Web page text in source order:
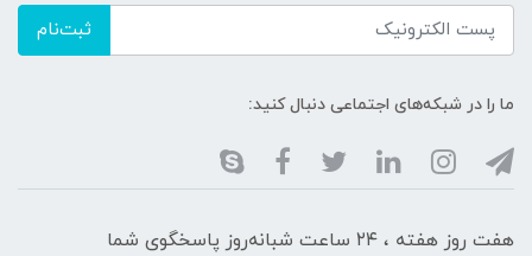
ثبت‌نام
ما را در شبکه‌های اجتماعی دنبال کنید:
هفت روز هفته ، ۲۴ ساعت شبانه‌روز پاسخگوی شما